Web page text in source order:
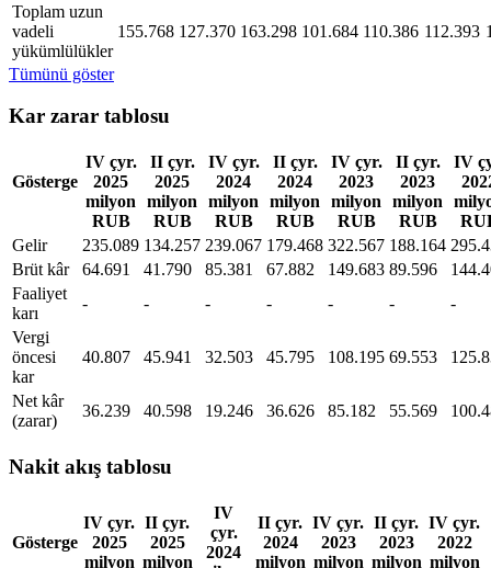
Toplam uzun
vadeli
yükümlülükler
155.768 127.370 163.298 101.684 110.386 112.393
Tümünü göster
Kar zarar tablosu
Gösterge
IV çyr.
2025
milyon
RUB
II çyr.
2025
milyon
RUB
IV çyr.
2024
milyon
RUB
II çyr.
2024
milyon
RUB
IV çyr.
2023
milyon
RUB
II çyr.
2023
milyon
RUB
IV
Gelir
235.089 134.257 239.067 179.468 322.567 188.164
Brüt kâr
64.691 41.790 85.381 67.882 149.683 89.596
Faaliyet
karı
- - - - - -
-
Vergi
öncesi
kar
40.807 45.941 32.503 45.795 108.195 69.553
Net kâr
(zarar)
36.239 40.598 19.246 36.626 85.182 55.569
Nakit akış tablosu
Gösterge
IV çyr.
2025
milyon
II çyr.
2025
milyon
IV
çyr.
2024
II çyr.
2024
milyon
IV çyr.
2023
milyon
II çyr.
2023
milyon
IV çyr.
2022
milyon